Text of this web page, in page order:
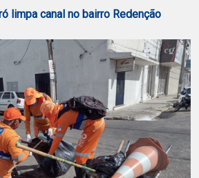
limpa canal no bairro Redenção